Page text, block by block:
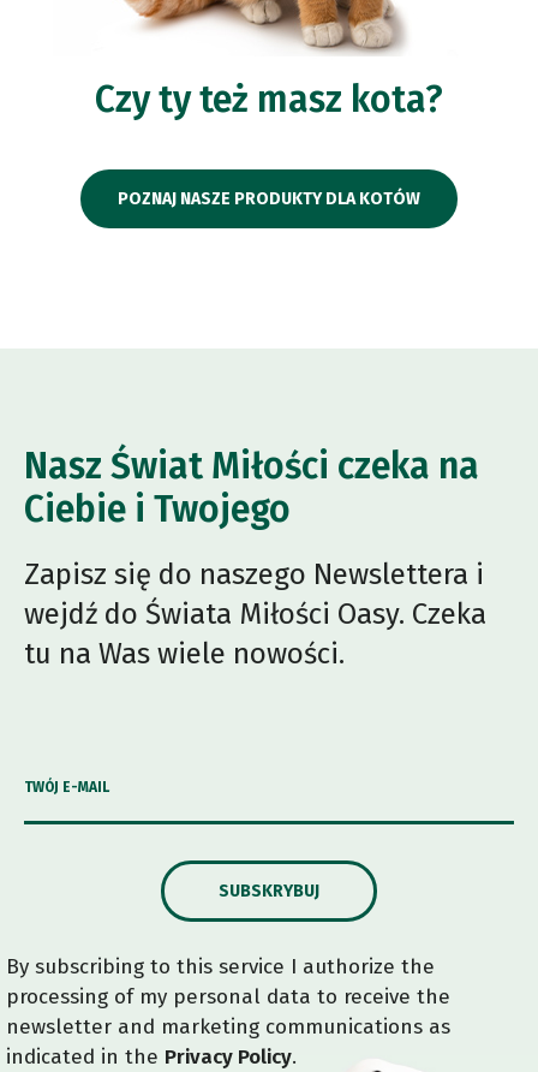
Czy ty też masz kota?
POZNAJ NASZE PRODUKTY DLA KOTÓW
Nasz Świat Miłości czeka na
Ciebie i Twojego
Zapisz się do naszego Newslettera i
wejdź do Świata Miłości Oasy. Czeka
tu na Was wiele nowości.
TWÓJ E-MAIL
SUBSKRYBUJ
By subscribing to this service I authorize the
processing of my personal data to receive the
newsletter and marketing communications as
indicated in the Privacy Policy.